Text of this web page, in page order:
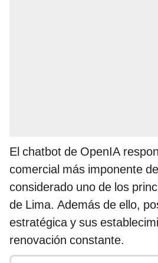
El chatbot de OpenIA
comercial más imponente
considerado uno de los
de Lima. Además de ello,
estratégica y sus
renovación constante.